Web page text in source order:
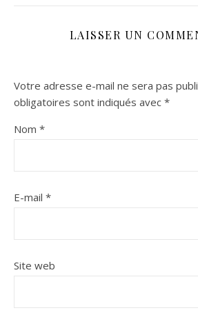
LAISSER UN
Votre adresse e-mail ne sera pas
obligatoires sont indiqués avec *
Nom *
E-mail *
Site web